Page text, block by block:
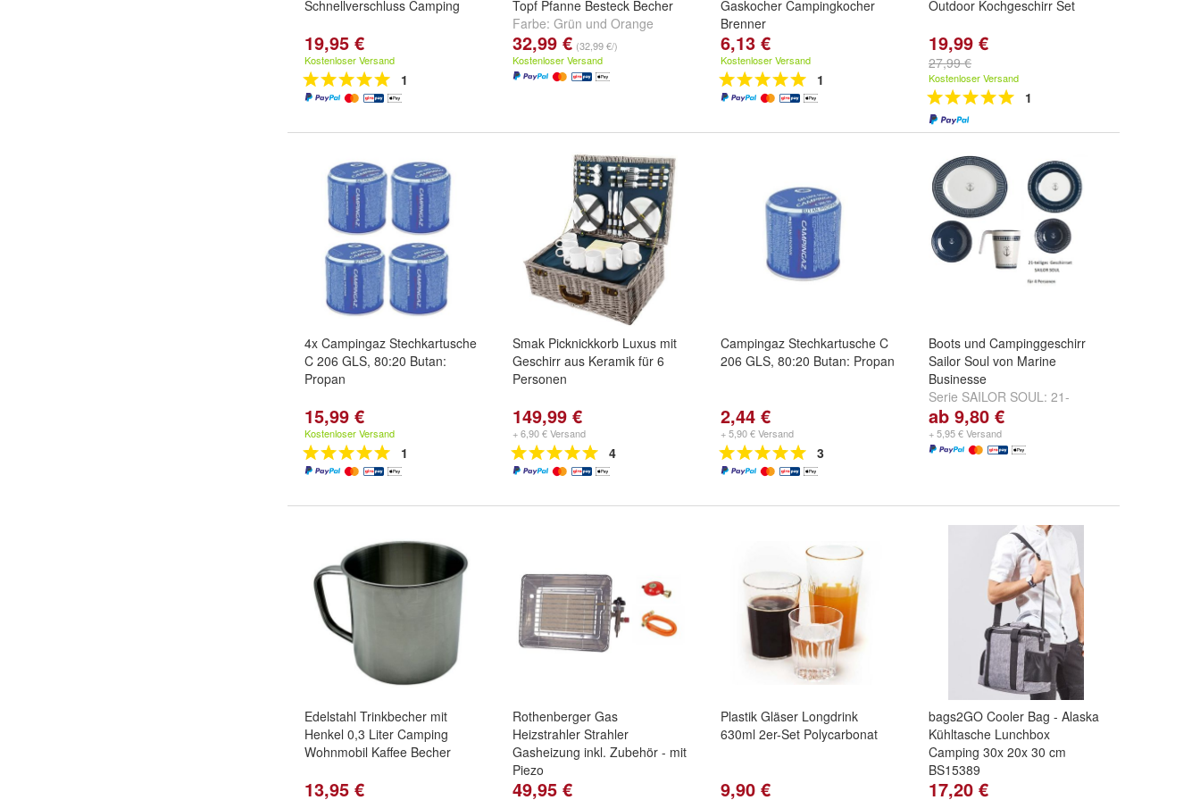
Schnellverschluss Camping
19,95 €
Kostenloser Versand
1
Topf Pfanne Besteck Becher
Farbe: Grün und Orange
32,99 € (32,99 €/)
Kostenloser Versand
Gaskocher Campingkocher
Brenner
6,13 €
Kostenloser Versand
1
Outdoor Kochgeschirr Set
19,99 €
27,99 €
Kostenloser Versand
1
4x Campingaz Stechkartusche
C 206 GLS, 80:20 Butan:
Propan
15,99 €
Kostenloser Versand
1
Smak Picknickkorb Luxus mit
Geschirr aus Keramik für 6
Personen
149,99 €
+ 6,90 € Versand
4
Campingaz Stechkartusche C
206 GLS, 80:20 Butan: Propan
2,44 €
+ 5,90 € Versand
3
Boots und Campinggeschirr
Sailor Soul von Marine
Businesse
Serie SAILOR SOUL: 21-
teiliges Set f. 4P.
Set f. 2P.,Besteckset 24-teilig
undweitere ...
ab 9,80 €
+ 5,95 € Versand
Edelstahl Trinkbecher mit
Henkel 0,3 Liter Camping
Wohnmobil Kaffee Becher
13,95 €
Rothenberger Gas
Heizstrahler Strahler
Gasheizung inkl. Zubehör - mit
Piezo
49,95 €
Plastik Gläser Longdrink
630ml 2er-Set Polycarbonat
9,90 €
bags2GO Cooler Bag - Alaska
Kühltasche Lunchbox
Camping 30x 20x 30 cm
BS15389
17,20 €